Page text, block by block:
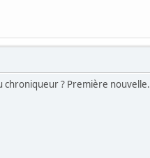
chroniqueur ? Première nouvelle.